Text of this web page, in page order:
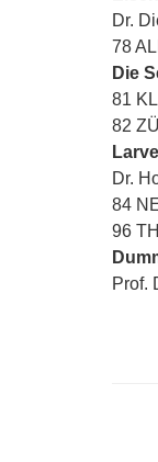
Dr.
78
Die
81
82
Dr.
84
96
Prof.